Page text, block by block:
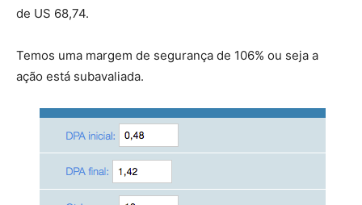
de US 68,74.
Temos uma margem de segurança de 106% ou seja a
ação está subavaliada.